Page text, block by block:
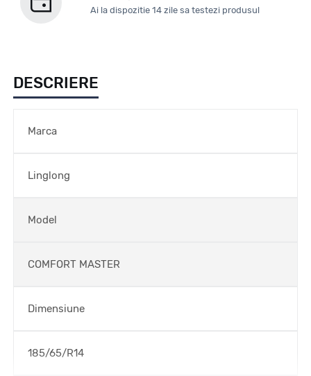
Ai la dispozitie 14 zile sa testezi produsul
DESCRIERE
Marca
Linglong
Model
COMFORT MASTER
Dimensiune
185/65/R14